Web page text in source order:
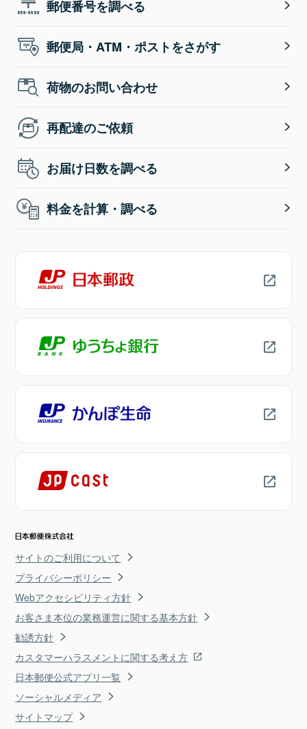
郵便番号を調べる
郵便局・ATM・ポストをさがす
荷物のお問い合わせ
再配達のご依頼
お届け日数を調べる
料金を計算・調べる
サイトのご利用について
プライバシーポリシー
Webアクセシビリティ方針
お客さま本位の業務運営に関する基本方針
勧誘方針
カスタマーハラスメントに関する考え方
日本郵便公式アプリ一覧
ソーシャルメディア
サイトマップ